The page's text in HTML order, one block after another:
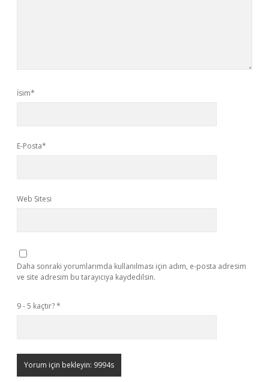
İsim*
E-Posta*
Web Sitesi
Daha sonraki yorumlarımda kullanılması için adım, e-posta adresim
ve site adresim bu tarayıcıya kaydedilsin.
9 - 5 kaçtır?*